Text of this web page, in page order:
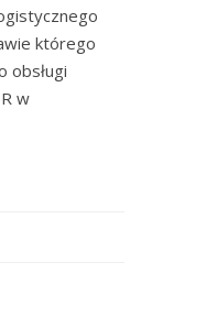
którego
obsługi
w